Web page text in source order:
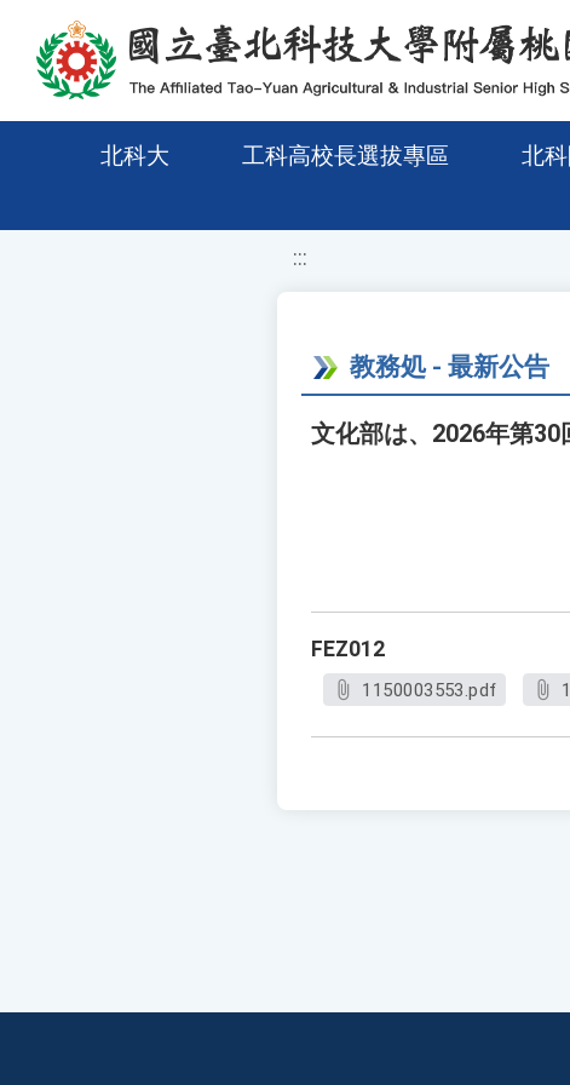
移至網頁之主要內容區位置
北科大 工科高校長選拔專區 北
:::
教務処 - 最新公告
文化部は、2026年第30
FEZ012
1150003553.pdf